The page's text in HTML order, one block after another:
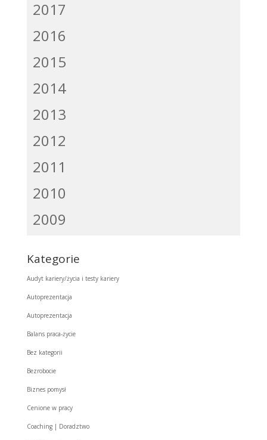
2017
2016
2015
2014
2013
2012
2011
2010
2009
Kategorie
Audyt kariery/życia i testy kariery
Autoprezentacja
Autoprezentacja
Balans praca-życie
Bez kategorii
Bezrobocie
Biznes pomysł
Cenione w pracy
Coaching | Doradztwo